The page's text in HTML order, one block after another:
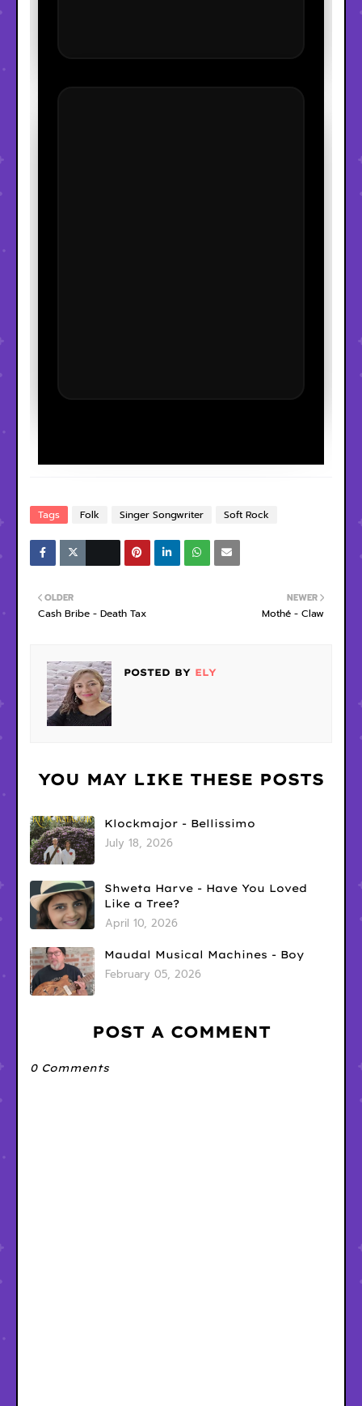
Tags Folk Singer Songwriter Soft Rock
NEWER
Mothé - Claw
OLDER
Cash Bribe - Death Tax
POSTED BY ELY
YOU MAY LIKE THESE POSTS
Klockmajor - Bellissimo
July 18, 2026
Shweta Harve - Have You Loved
Like a Tree?
April 10, 2026
Maudal Musical Machines - Boy
February 05, 2026
POST A COMMENT
0 Comments